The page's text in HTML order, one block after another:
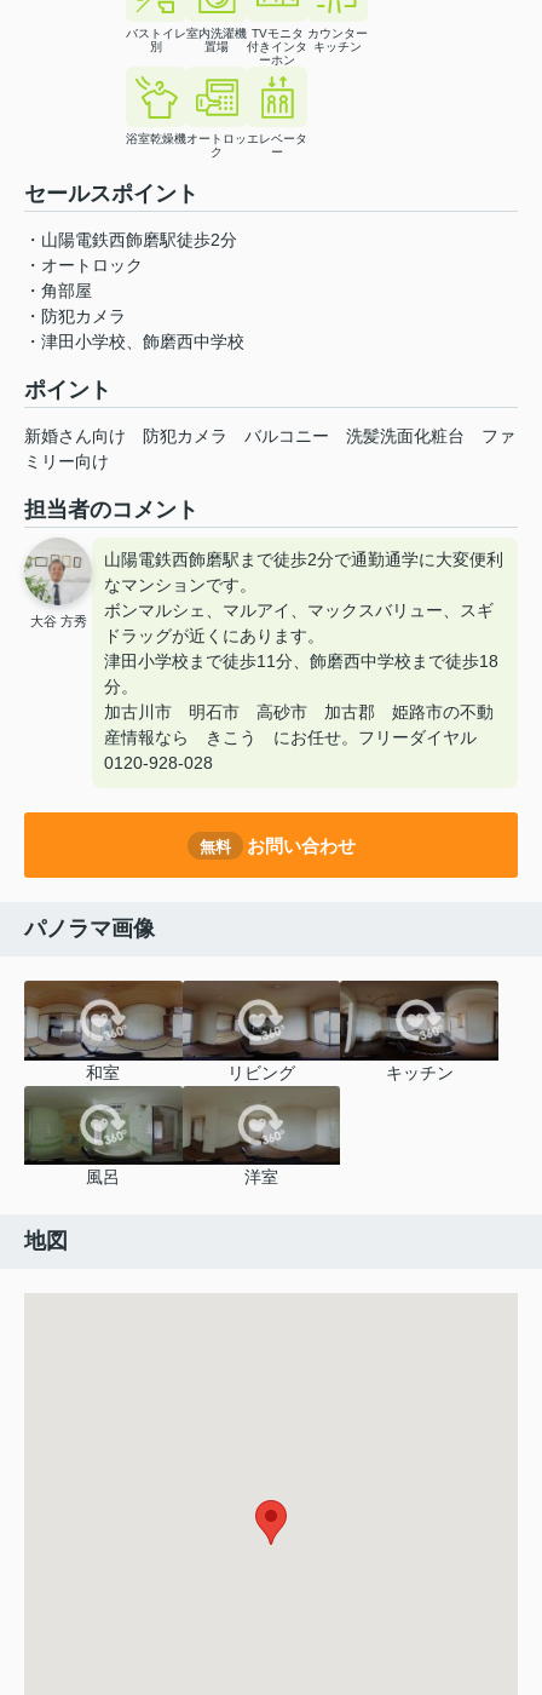
バストイレ
別
室内洗濯機
置場
TVモニタ
付きインタ
ーホン
カウンター
キッチン
浴室乾燥機オートロッ
ク
エレベータ
ー
セールスポイント
・山陽電鉄西飾磨駅徒歩2分
・オートロック
・角部屋
・防犯カメラ
・津田小学校、飾磨西中学校
ポイント
新婚さん向け 防犯カメラ バルコニー 洗髪洗面化粧台
ファ
ミリー向け
担当者のコメント
大谷 方秀
山陽電鉄西飾磨駅まで徒歩2分で通勤通学に大変便利
なマンションです。
ボンマルシェ、マルアイ、マックスバリュー、スギ
ドラッグが近くにあります。
津田小学校まで徒歩11分、飾磨西中学校まで徒歩18
分。
加古川市 明石市 高砂市 加古郡 姫路市の不動
産情報なら きこう にお任せ。フリーダイヤル
0120-928-028
無料 お問い合わせ
パノラマ画像
和室 リビング キッチン
風呂 洋室
地図